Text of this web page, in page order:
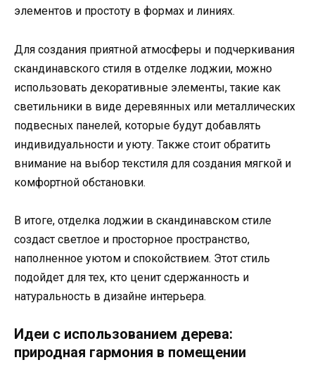
элементов и простоту в формах и линиях.
Для создания приятной атмосферы и подчеркивания
скандинавского стиля в отделке лоджии, можно
использовать декоративные элементы, такие как
светильники в виде деревянных или металлических
подвесных панелей, которые будут добавлять
индивидуальности и уюту. Также стоит обратить
внимание на выбор текстиля для создания мягкой и
комфортной обстановки.
В итоге, отделка лоджии в скандинавском стиле
создаст светлое и просторное пространство,
наполненное уютом и спокойствием. Этот стиль
подойдет для тех, кто ценит сдержанность и
натуральность в дизайне интерьера.
Идеи с использованием дерева:
природная гармония в помещении